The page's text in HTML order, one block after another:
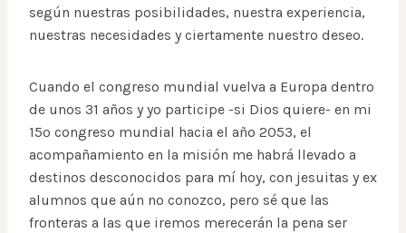
según nuestras posibilidades, nuestra experiencia,
nuestras necesidades y ciertamente nuestro deseo.
Cuando el congreso mundial vuelva a Europa dentro
de unos 31 años y yo participe -si Dios quiere- en mi
15º congreso mundial hacia el año 2053, el
acompañamiento en la misión me habrá llevado a
destinos desconocidos para mí hoy, con jesuitas y ex
alumnos que aún no conozco, pero sé que las
fronteras a las que iremos merecerán la pena ser